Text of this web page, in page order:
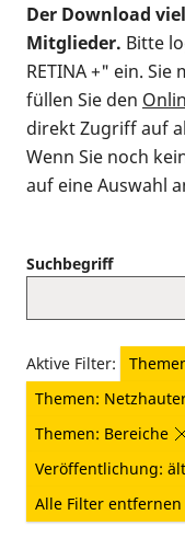
Der Download
Mitglieder. Bitte
RETINA +" ein. Sie
füllen Sie den
direkt Zugriff auf
Wenn Sie noch
auf eine Auswahl
Suchbegriff
Aktive Filter:
Themen:
Themen: Bereiche
Veröffentlichung:
Alle Filter entfernen